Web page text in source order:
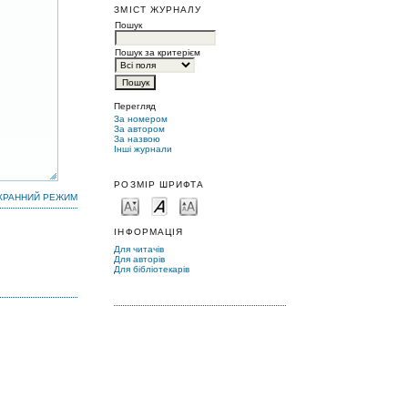
ЗМІСТ ЖУРНАЛУ
Пошук
Пошук за критерієм
Перегляд
За номером
За автором
За назвою
Інші журнали
РОЗМІР ШРИФТА
ІНФОРМАЦІЯ
Для читачів
Для авторів
Для бібліотекарів
РЕЖИМ